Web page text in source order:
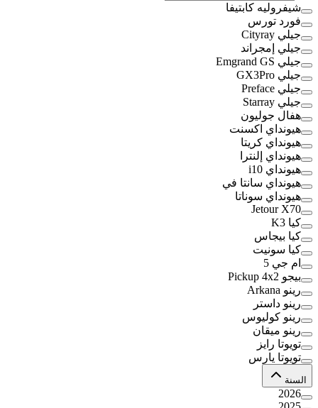
شيفروليه كابتيفا
فورد تورس
جيلي Cityray
جيلي إمجراند
جيلي Emgrand GS
جيلي GX3Pro
جيلي Preface
جيلي Starray
هفال جوليون
هيونداي اكسنت
هيونداي كريتا
هيونداي إلنترا
هيونداي i10
هيونداي سانتا في
هيونداي سوناتا
Jetour X70
كيا K3
كيا بيجاس
كيا سونيت
ام جي 5
بيجو Pickup 4x2
رينو Arkana
رينو داستر
رينو كوليوس
رينو ميقان
تويوتا رايز
تويوتا يارس
السنة
2026